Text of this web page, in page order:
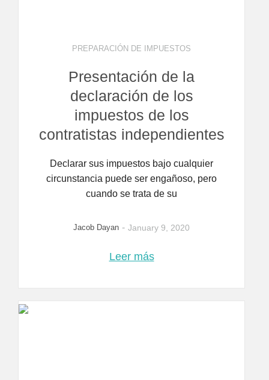
PREPARACIÓN DE IMPUESTOS
Presentación de la
declaración de los
impuestos de los
contratistas independientes
Declarar sus impuestos bajo cualquier
circunstancia puede ser engañoso, pero
cuando se trata de su
Jacob Dayan - January 9, 2020
Leer más